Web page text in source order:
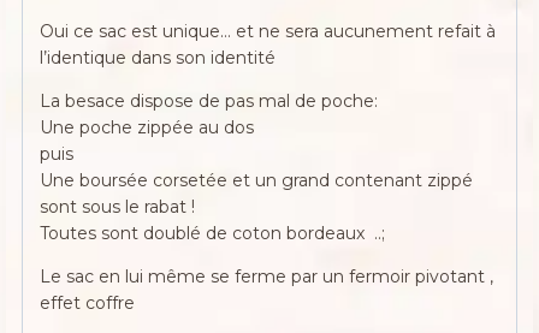
Oui ce sac est unique… et ne sera aucunement refait à
l’identique dans son identité
La besace dispose de pas mal de poche:
Une poche zippée au dos
puis
Une boursée corsetée et un grand contenant zippé
sont sous le rabat !
Toutes sont doublé de coton bordeaux ..;
Le sac en lui même se ferme par un fermoir pivotant ,
effet coffre